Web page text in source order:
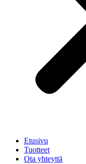
Etusivu
Tuotteet
Ota yhteyttä